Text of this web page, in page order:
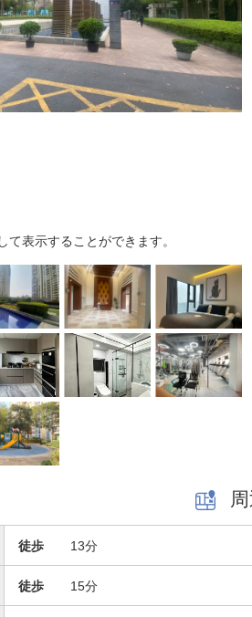
て表示することができます。
徒歩 13分
徒歩 15分